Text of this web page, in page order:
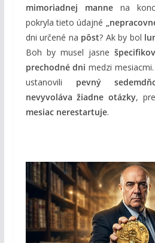
mimoriadnej mannena
pokryla tieto údajné
dni určené na pôst? Ak by bol
Boh by musel jasne
prechodné dni medzi
ustanovili pevný
nevyvoláva žiadne otázky,
mesiac nerestartuje.